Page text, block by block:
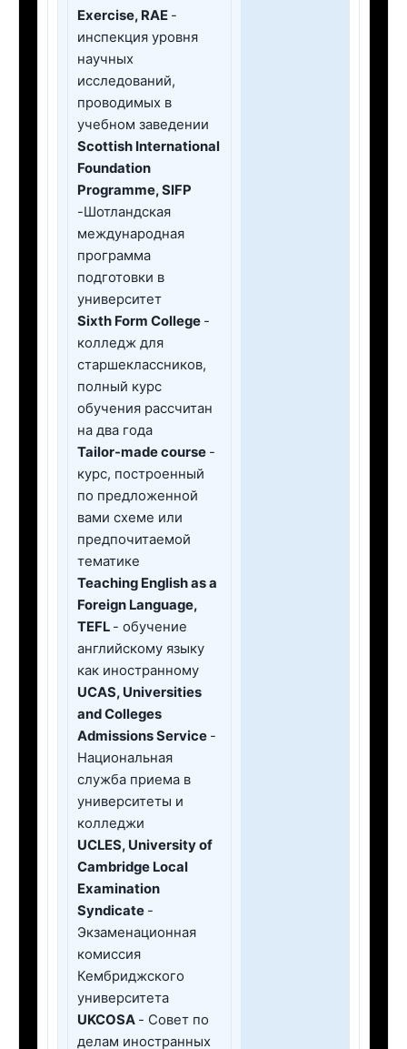
Exercise, RAE -
инспекция уровня
научных
исследований,
проводимых в
учебном заведении
Scottish International
Foundation
Programme, SIFP
-Шотландская
международная
программа
подготовки в
университет
Sixth Form College -
колледж для
старшеклассников,
полный курс
обучения рассчитан
на два года
Tailor-made course -
курс, построенный
по предложенной
вами схеме или
предпочитаемой
тематике
Teaching English as a
Foreign Language,
TEFL - обучение
английскому языку
как иностранному
UCAS, Universities
and Colleges
Admissions Service -
Национальная
служба приема в
университеты и
колледжи
UCLES, University of
Cambridge Local
Examination
Syndicate -
Экзаменационная
комиссия
Кембриджского
университета
UKCOSA - Совет по
делам иностранных